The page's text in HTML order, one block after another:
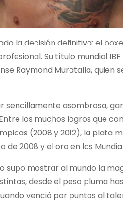
la decisión definitiva: el
Su título mundial
Raymond Muratalla, quien
asombrosa,
los muchos logros que
(2008 y 2012), la plata
de 2008 y el oro en los
supo mostrar al mundo la
desde el peso pluma
venció por puntos al